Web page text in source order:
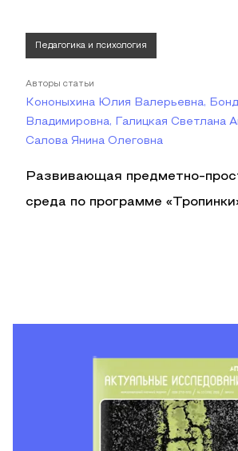
Педагогика и психология
Авторы статьи
Кононыхина Юлия Валерьевна,
Владимировна, Галицкая Светлана
Салова Янина Олеговна
Развивающая предметно-
среда по программе